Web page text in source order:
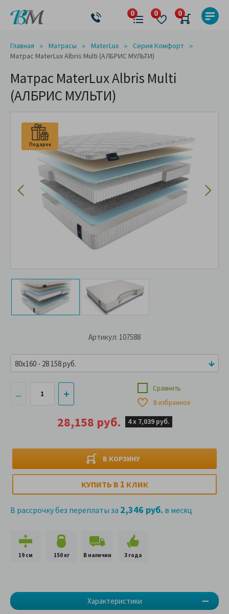
Главная Матрасы MaterLux
Серия Комфорт
Матрас MaterLux Albris Multi (АЛБРИС МУЛЬТИ)
Матрас MaterLux Albris Multi
(АЛБРИС МУЛЬТИ)
Подарок
Артикул: 107588
28,158 руб. 4 х 7,039 руб.
В КОРЗИНУ
Сравнить
В избранное
КУПИТЬ В 1 КЛИК
В рассрочку без переплаты за 2,346 руб. в месяц
80x160 - 28 158 руб.
19 см 150 кг В наличии 3 года
Характеристики